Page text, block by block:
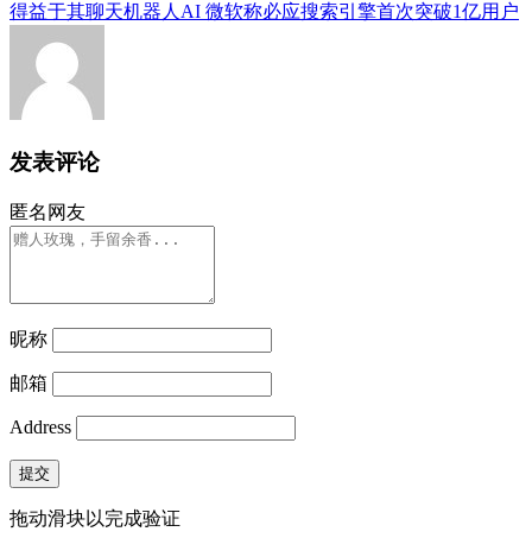
得益于其聊天机器人AI 微软称必应搜索引擎首次突破1亿用户
发表评论
匿名网友
昵称
邮箱
Address
提交
拖动滑块以完成验证